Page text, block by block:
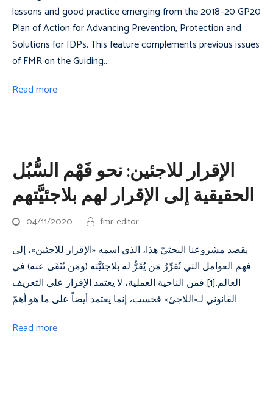
lessons and good practice emerging from the 2018–20 GP20
Plan of Action for Advancing Prevention, Protection and
Solutions for IDPs. This feature complements previous issues
of FMR on the Guiding…
Read more
الإقرار للاجئين: نحو فَهْم السُّبُل
الحقيقية إلى الإقرار لهم بلاجئيَّتهم
04/11/2020 fmr-editor
يقصد مشروعنا البحثيّ هذا، الذي اسمه «الإقرار للاجئين»، إلى
فهم العوامل التي تُقرِّرُ مَن يُقَرُّ له بلاجئيَّته (ومَن تُنْفَى عنه) في
العالم.[1] فمن الناحية العملية، لا يعتمد الإقرار على التعريف
القانوني لـ«اللاجئ» فحسب، إنما يعتمد أيضاً على ما هو أهمّ…
Read more